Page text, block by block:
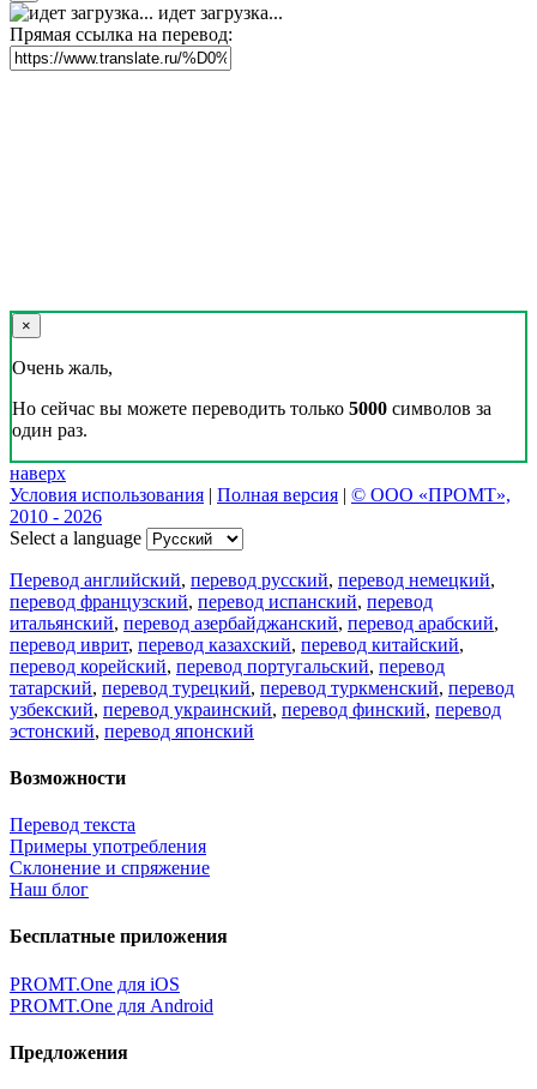
идет загрузка...
Прямая ссылка на перевод:
×
Очень жаль,
Но сейчас вы можете переводить только 5000 символов за
один раз.
наверх
Условия использования | Полная версия | © ООО «ПРОМТ»,
2010 - 2026
Select a language
Перевод английский, перевод русский, перевод немецкий,
перевод французский, перевод испанский, перевод
итальянский, перевод азербайджанский, перевод арабский,
перевод иврит, перевод казахский, перевод китайский,
перевод корейский, перевод португальский, перевод
татарский, перевод турецкий, перевод туркменский, перевод
узбекский, перевод украинский, перевод финский, перевод
эстонский, перевод японский
Возможности
Перевод текста
Примеры употребления
Склонение и спряжение
Наш блог
Бесплатные приложения
PROMT.One для iOS
PROMT.One для Android
Предложения